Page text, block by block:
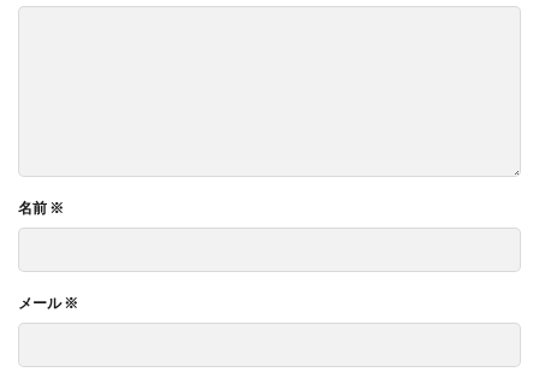
名前 ※
メール※